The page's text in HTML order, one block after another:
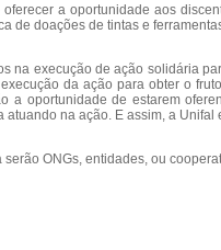
a oportunidade aos
de doações de tintas e
na execução de ação solidária
da ação para obter o
a oportunidade de estarem
na ação. E assim, a
ONGs, entidades, ou